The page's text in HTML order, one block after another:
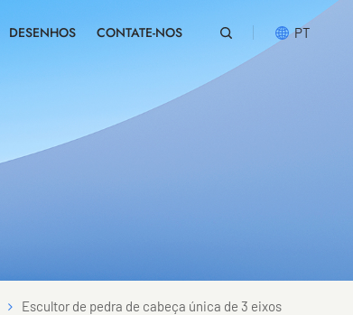
DESENHOS CONTATE-NOS PT
العربية
Escultor de pedra de cabeça única de 3 eixos